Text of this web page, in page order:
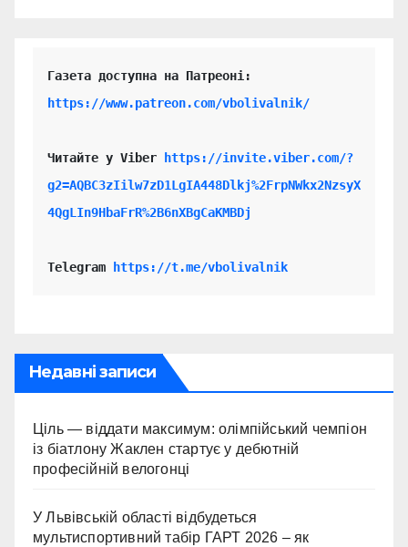
https://www.patreon.com/vbolivalnik/
Читайте у Viber
https://invite.viber.com/?
g2=AQBC3zIilw7zD1LgIA448Dlkj%2FrpNWkx2NzsyX
4QgLIn9HbaFrR%2B6nXBgCaKMBDj
Telegram https://t.me/vbolivalnik
Недавні записи
Ціль — віддати максимум: олімпійський чемпіон
із біатлону Жаклен стартує у дебютній
професійній велогонці
У Львівській області відбудеться
мультиспортивний табір ГАРТ 2026 – як